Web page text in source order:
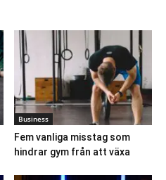
Business
Fem vanliga misstag som
hindrar gym från att växa